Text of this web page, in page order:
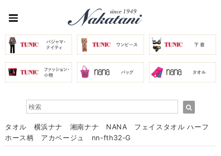
タオル 横浜ナナ 湘南ナナ NANA フェイスタオル ハーフ
ホース柄 アカベージュ nn-fth32-G